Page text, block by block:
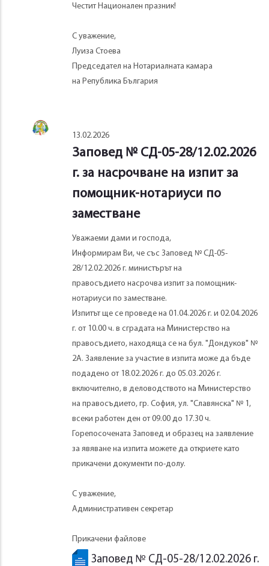
Честит Национален празник!
С уважение,
Луиза Стоева
Председател на Нотариалната камара
на Република България
13.02.2026
Заповед № СД-05-28/12.02.2026
г. за насрочване на изпит за
помощник-нотариуси по
заместване
Уважаеми дами и господа,
Информирам Ви, че със Заповед № СД-05-
28/12.02.2026 г. министърът на
правосъдието насрочва изпит за помощник-
нотариуси по заместване.
Изпитът ще се проведе на 01.04.2026 г. и 02.04.2026
г. от 10.00 ч. в сградата на Министерство на
правосъдието, находяща се на бул. "Дондуков" №
2А. Заявление за участие в изпита може да бъде
подадено от 18.02.2026 г. до 05.03.2026 г.
включително, в деловодството на Министерство
на правосъдието, гр. София, ул. "Славянска" № 1,
всеки работен ден от 09.00 до 17.30 ч.
Горепосочената Заповед и образец на заявление
за явяване на изпита можете да откриете като
прикачени документи по-долу.
С уважение,
Административен секретар
Прикачени файлове
Заповед № СД-05-28/12.02.2026 г.